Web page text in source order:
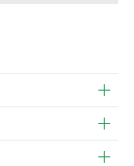
す。